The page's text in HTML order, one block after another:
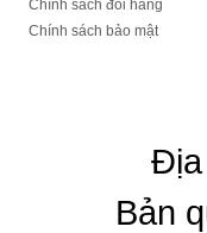
Chính sách đổi hàng
Chính sách bảo mật
Địa
Bản